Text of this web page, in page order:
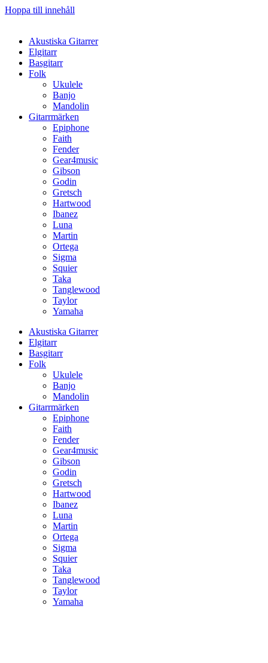
Hoppa till innehåll
Akustiska Gitarrer
Elgitarr
Basgitarr
Folk
Ukulele
Banjo
Mandolin
Gitarrmärken
Epiphone
Faith
Fender
Gear4music
Gibson
Godin
Gretsch
Hartwood
Ibanez
Luna
Martin
Ortega
Sigma
Squier
Taka
Tanglewood
Taylor
Yamaha
Akustiska Gitarrer
Elgitarr
Basgitarr
Folk
Ukulele
Banjo
Mandolin
Gitarrmärken
Epiphone
Faith
Fender
Gear4music
Gibson
Godin
Gretsch
Hartwood
Ibanez
Luna
Martin
Ortega
Sigma
Squier
Taka
Tanglewood
Taylor
Yamaha